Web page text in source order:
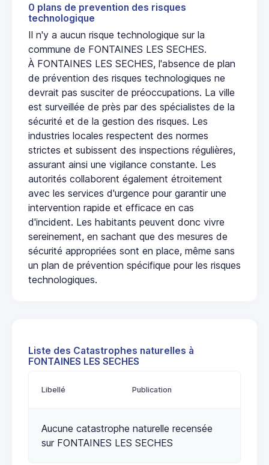
0 plans de prevention des risques
technologique
Il n'y a aucun risque technologique sur la
commune de FONTAINES LES SECHES.
À FONTAINES LES SECHES, l'absence de plan
de prévention des risques technologiques ne
devrait pas susciter de préoccupations. La ville
est surveillée de près par des spécialistes de la
sécurité et de la gestion des risques. Les
industries locales respectent des normes
strictes et subissent des inspections régulières,
assurant ainsi une vigilance constante. Les
autorités collaborent également étroitement
avec les services d'urgence pour garantir une
intervention rapide et efficace en cas
d'incident. Les habitants peuvent donc vivre
sereinement, en sachant que des mesures de
sécurité appropriées sont en place, même sans
un plan de prévention spécifique pour les risques
technologiques.
Liste des Catastrophes naturelles à
FONTAINES LES SECHES
Libellé Publication
Aucune catastrophe naturelle recensée
sur FONTAINES LES SECHES